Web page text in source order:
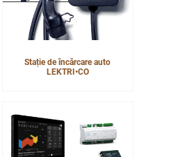
Stație de încărcare auto
LEKTRI•CO